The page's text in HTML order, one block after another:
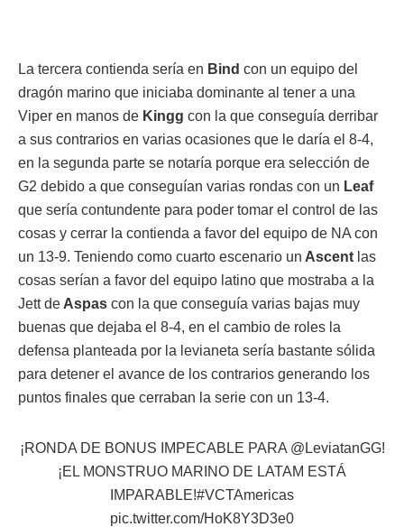
La tercera contienda sería en Bind con un equipo del
dragón marino que iniciaba dominante al tener a una
Viper en manos de Kingg con la que conseguía derribar
a sus contrarios en varias ocasiones que le daría el 8-4,
en la segunda parte se notaría porque era selección de
G2 debido a que conseguían varias rondas con un Leaf
que sería contundente para poder tomar el control de las
cosas y cerrar la contienda a favor del equipo de NA con
un 13-9. Teniendo como cuarto escenario un Ascent las
cosas serían a favor del equipo latino que mostraba a la
Jett de Aspas con la que conseguía varias bajas muy
buenas que dejaba el 8-4, en el cambio de roles la
defensa planteada por la levianeta sería bastante sólida
para detener el avance de los contrarios generando los
puntos finales que cerraban la serie con un 13-4.
¡RONDA DE BONUS IMPECABLE PARA @LeviatanGG!
¡EL MONSTRUO MARINO DE LATAM ESTÁ
IMPARABLE!#VCTAmericas
pic.twitter.com/HoK8Y3D3e0